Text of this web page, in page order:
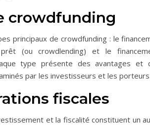
crowdfunding
principaux de crowdfunding : le
(ou crowdlending) et le
type présente des avantages
par les investisseurs et les
fiscales
et la fiscalité constituent un